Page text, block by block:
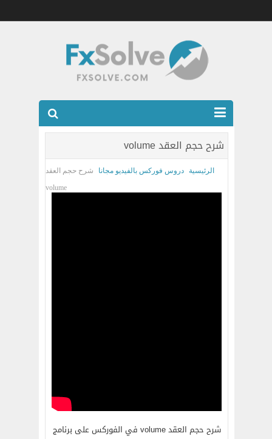
شركات الفوركس المرخصه
العضويه الذهبيه VIP
شرح حجم العقد volume
الرئيسية دروس فوركس بالفيديو مجانا
شرح حجم العقد
volume
شرح حجم العقد volume في الفوركس على برنامج